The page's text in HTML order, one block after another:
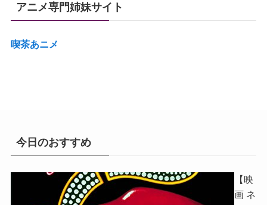
アニメ専門姉妹サイト
喫茶あニメ
今日のおすすめ
【映
画 ネ